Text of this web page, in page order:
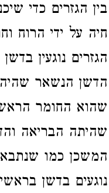
בין הגזרים כדי
חיה על ידי הרוח
הגזרים נוגעין
הדשן הנשאר
שהוא החומר
שהיתה הבריאה
המשכן כמו
נוגעים בדשן